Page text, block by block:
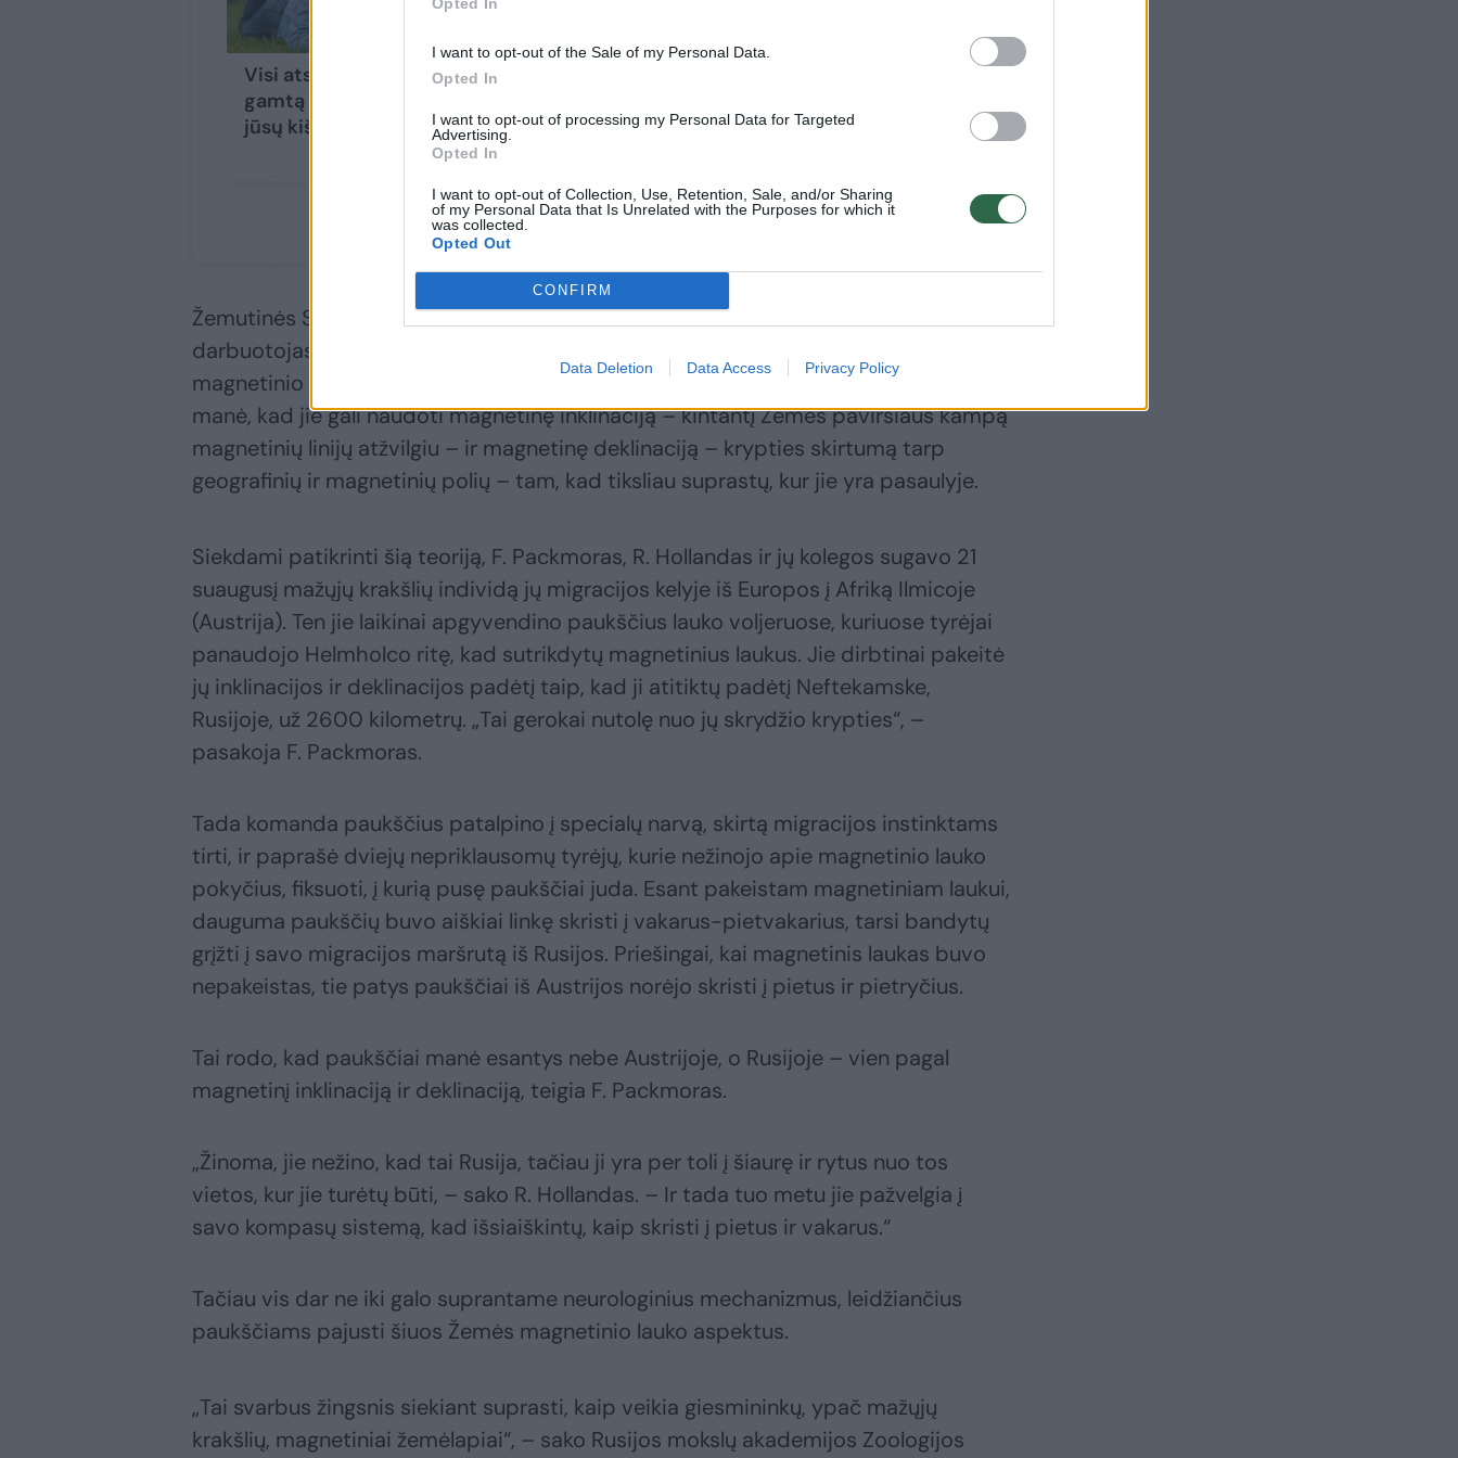
I want to opt-out of the Sale of my Personal Data.
Opted In
I want to opt-out of processing my Personal Data for Targeted
Advertising.
Opted In
I want to opt-out of Collection, Use, Retention, Sale, and/or Sharing
of my Personal Data that Is Unrelated with the Purposes for which it
was collected.
Opted Out
CONFIRM
Data Deletion Data Access Privacy Policy
Visi atsakymai apie
gamtą – patogiai,
jūsų kišenėje
bendravimui naudoja
plunksnuotieji iš
Žemutinės Saksonijos Vatų jūros nacionalinio parko direkcijos Vokietijoje
darbuotojas Florianas Packmoras įtarė, kad paukščiai gali identifikuoti detalius
magnetinio lauko aspektus ir taip nustatyti savo padėtį pasaulyje. Konkrečiai jis
manė, kad jie gali naudoti magnetinę inklinaciją – kintantį Žemės paviršiaus kampą
magnetinių linijų atžvilgiu – ir magnetinę deklinaciją – krypties skirtumą tarp
geografinių ir magnetinių polių – tam, kad tiksliau suprastų, kur jie yra pasaulyje.
Siekdami patikrinti šią teoriją, F. Packmoras, R. Hollandas ir jų kolegos sugavo 21
suaugusį mažųjų krakšlių individą jų migracijos kelyje iš Europos į Afriką Ilmicoje
(Austrija). Ten jie laikinai apgyvendino paukščius lauko voljeruose, kuriuose tyrėjai
panaudojo Helmholco ritę, kad sutrikdytų magnetinius laukus. Jie dirbtinai pakeitė
jų inklinacijos ir deklinacijos padėtį taip, kad ji atitiktų padėtį Neftekamske,
Rusijoje, už 2600 kilometrų. „Tai gerokai nutolę nuo jų skrydžio krypties“, –
pasakoja F. Packmoras.
Tada komanda paukščius patalpino į specialų narvą, skirtą migracijos instinktams
tirti, ir paprašė dviejų nepriklausomų tyrėjų, kurie nežinojo apie magnetinio lauko
pokyčius, fiksuoti, į kurią pusę paukščiai juda. Esant pakeistam magnetiniam laukui,
dauguma paukščių buvo aiškiai linkę skristi į vakarus-pietvakarius, tarsi bandytų
grįžti į savo migracijos maršrutą iš Rusijos. Priešingai, kai magnetinis laukas buvo
nepakeistas, tie patys paukščiai iš Austrijos norėjo skristi į pietus ir pietryčius.
Tai rodo, kad paukščiai manė esantys nebe Austrijoje, o Rusijoje – vien pagal
magnetinį inklinaciją ir deklinaciją, teigia F. Packmoras.
„Žinoma, jie nežino, kad tai Rusija, tačiau ji yra per toli į šiaurę ir rytus nuo tos
vietos, kur jie turėtų būti, – sako R. Hollandas. – Ir tada tuo metu jie pažvelgia į
savo kompasų sistemą, kad išsiaiškintų, kaip skristi į pietus ir vakarus.“
Tačiau vis dar ne iki galo suprantame neurologinius mechanizmus, leidžiančius
paukščiams pajusti šiuos Žemės magnetinio lauko aspektus.
„Tai svarbus žingsnis siekiant suprasti, kaip veikia giesmininkų, ypač mažųjų
krakšlių, magnetiniai žemėlapiai“, – sako Rusijos mokslų akademijos Zoologijos